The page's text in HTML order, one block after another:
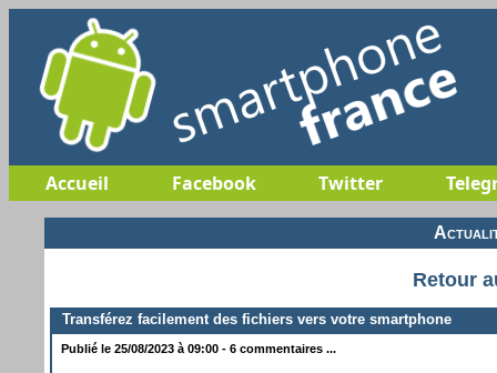
Accueil Facebook Twitter
Retour
Transférez facilement des fichiers vers votre smartphone
Publié le 25/08/2023 à 09:00 - 6 commentaires ...